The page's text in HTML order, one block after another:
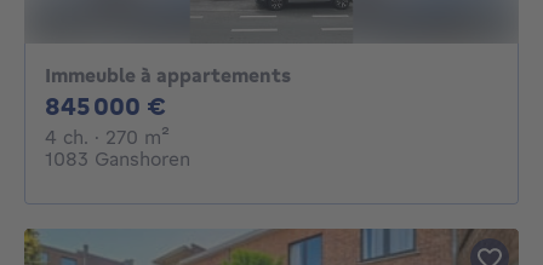
Immeuble à appartements
845 000 €
4 ch. 4 chambres
· 270 m²
1083 Ganshoren